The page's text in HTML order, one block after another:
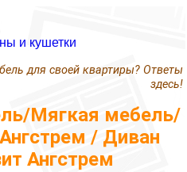
и кушетки
для своей квартиры? Ответы
здесь!
Мягкая мебель/
/ Диван
Ангстрем